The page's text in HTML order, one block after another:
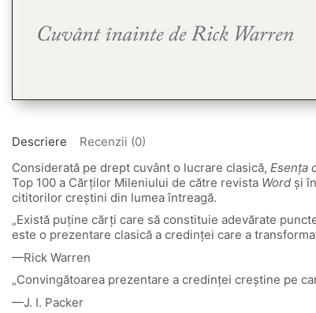
Descriere
Recenzii (0)
Considerată pe drept cuvânt o lucrare clasică, Esența
Top 100 a Cărților Mileniului de către revista Word și
cititorilor creștini din lumea întreagă.
„Există puţine cărţi care să constituie adevărate
este o prezentare clasică a credinţei care a
—Rick Warren
„Convingătoarea prezentare a credinței creștine pe
—J. I. Packer